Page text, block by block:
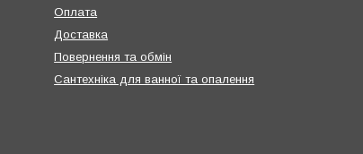
Оплата
Доставка
Повернення та обмін
Сантехніка для ванної та опалення